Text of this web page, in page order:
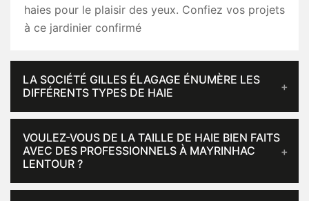
haies pour le plaisir des yeux. Confiez vos projets
à ce jardinier confirmé
LA SOCIÉTÉ GILLES ÉLAGAGE ÉNUMÈRE LES
DIFFÉRENTS TYPES DE HAIE
VOULEZ-VOUS DE LA TAILLE DE HAIE BIEN FAITS
AVEC DES PROFESSIONNELS À MAYRINHAC
LENTOUR ?